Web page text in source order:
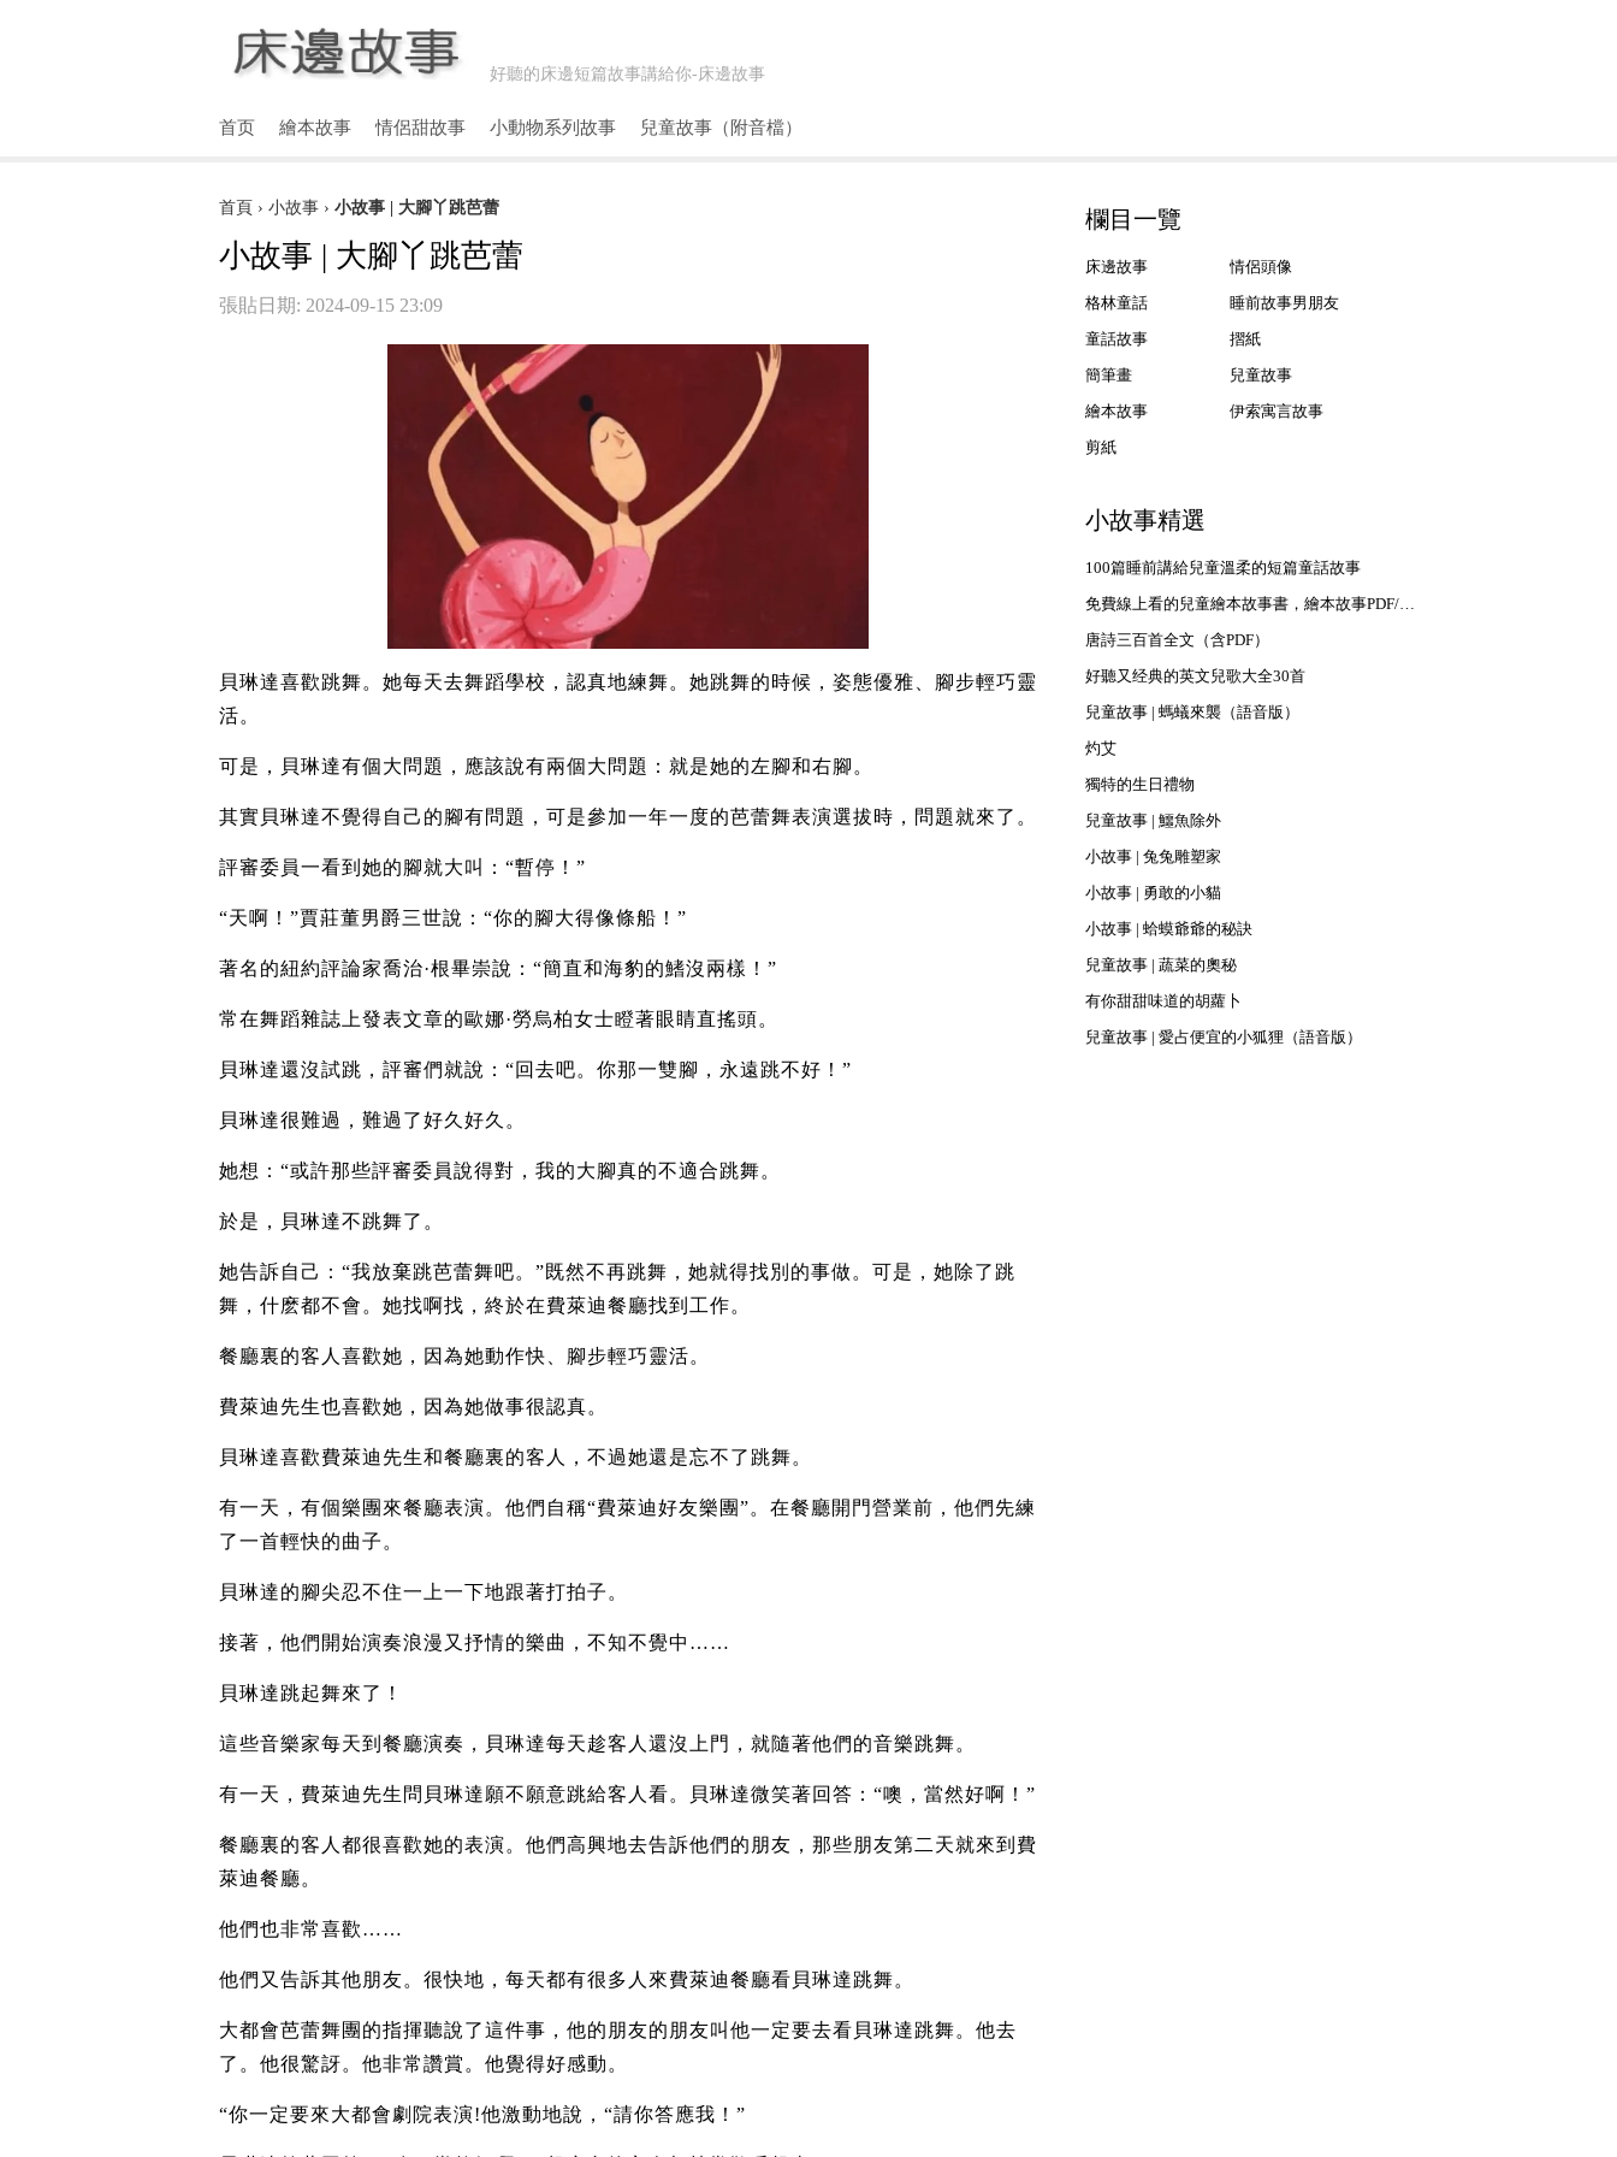
好聽的床邊短篇故事講給你-床邊故事
首页 繪本故事 情侶甜故事 小動物系列故事 兒童故事（附音檔）
首頁 › 小故事 › 小故事 | 大腳丫跳芭蕾
小故事 | 大腳丫跳芭蕾
張貼日期: 2024-09-15 23:09
貝琳達喜歡跳舞。她每天去舞蹈學校，認真地練舞。她跳舞的時候，姿態優雅、腳步輕巧靈
活。
可是，貝琳達有個大問題，應該說有兩個大問題：就是她的左腳和右腳。
其實貝琳達不覺得自己的腳有問題，可是參加一年一度的芭蕾舞表演選拔時，問題就來了。
評審委員一看到她的腳就大叫：“暫停！”
“天啊！”賈莊董男爵三世說：“你的腳大得像條船！”
著名的紐約評論家喬治·根畢崇說：“簡直和海豹的鰭沒兩樣！”
常在舞蹈雜誌上發表文章的歐娜·勞烏柏女士瞪著眼睛直搖頭。
貝琳達還沒試跳，評審們就說：“回去吧。你那一雙腳，永遠跳不好！”
貝琳達很難過，難過了好久好久。
她想：“或許那些評審委員說得對，我的大腳真的不適合跳舞。
於是，貝琳達不跳舞了。
她告訴自己：“我放棄跳芭蕾舞吧。”既然不再跳舞，她就得找別的事做。可是，她除了跳
舞，什麽都不會。她找啊找，終於在費萊迪餐廳找到工作。
餐廳裏的客人喜歡她，因為她動作快、腳步輕巧靈活。
費萊迪先生也喜歡她，因為她做事很認真。
貝琳達喜歡費萊迪先生和餐廳裏的客人，不過她還是忘不了跳舞。
有一天，有個樂團來餐廳表演。他們自稱“費萊迪好友樂團”。在餐廳開門營業前，他們先練
了一首輕快的曲子。
貝琳達的腳尖忍不住一上一下地跟著打拍子。
接著，他們開始演奏浪漫又抒情的樂曲，不知不覺中……
貝琳達跳起舞來了！
這些音樂家每天到餐廳演奏，貝琳達每天趁客人還沒上門，就隨著他們的音樂跳舞。
有一天，費萊迪先生問貝琳達願不願意跳給客人看。貝琳達微笑著回答：“噢，當然好啊！”
餐廳裏的客人都很喜歡她的表演。他們高興地去告訴他們的朋友，那些朋友第二天就來到費
萊迪餐廳。
他們也非常喜歡……
他們又告訴其他朋友。很快地，每天都有很多人來費萊迪餐廳看貝琳達跳舞。
大都會芭蕾舞團的指揮聽說了這件事，他的朋友的朋友叫他一定要去看貝琳達跳舞。他去
了。他很驚訝。他非常讚賞。他覺得好感動。
“你一定要來大都會劇院表演!他激動地說，“請你答應我！”
欄目一覽
床邊故事
情侶頭像
格林童話
睡前故事男朋友
童話故事
摺紙
簡筆畫
兒童故事
繪本故事
伊索寓言故事
剪紙
小故事精選
100篇睡前講給兒童溫柔的短篇童話故事
免費線上看的兒童繪本故事書，繪本故事PDF/PPT下載
唐詩三百首全文（含PDF）
好聽又经典的英文兒歌大全30首
兒童故事 | 螞蟻來襲（語音版）
灼艾
獨特的生日禮物
兒童故事 | 鱷魚除外
小故事 | 兔兔雕塑家
小故事 | 勇敢的小貓
小故事 | 蛤蟆爺爺的秘訣
兒童故事 | 蔬菜的奧秘
有你甜甜味道的胡蘿卜
兒童故事 | 愛占便宜的小狐狸（語音版）